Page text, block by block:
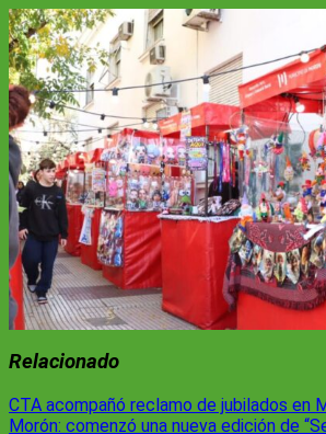
Relacionado
Navegación
CTA acompañó reclamo de jubilados en
Morón: comenzó una nueva edición de